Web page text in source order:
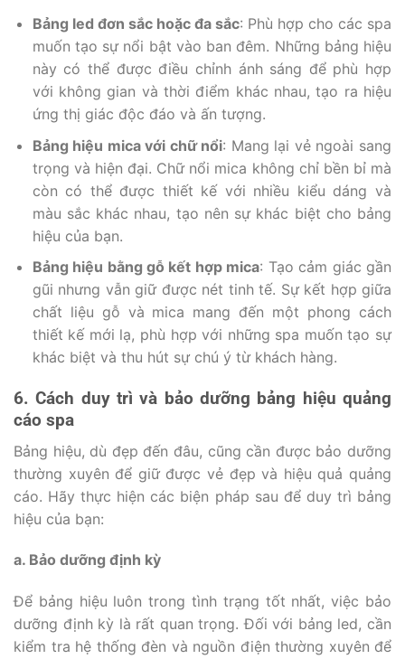
Bảng led đơn sắc hoặc đa sắc: Phù hợp cho các spa
muốn tạo sự nổi bật vào ban đêm. Những bảng hiệu
này có thể được điều chỉnh ánh sáng để phù hợp
với không gian và thời điểm khác nhau, tạo ra hiệu
ứng thị giác độc đáo và ấn tượng.
Bảng hiệu mica với chữ nổi: Mang lại vẻ ngoài sang
trọng và hiện đại. Chữ nổi mica không chỉ bền bỉ mà
còn có thể được thiết kế với nhiều kiểu dáng và
màu sắc khác nhau, tạo nên sự khác biệt cho bảng
hiệu của bạn.
Bảng hiệu bằng gỗ kết hợp mica: Tạo cảm giác gần
gũi nhưng vẫn giữ được nét tinh tế. Sự kết hợp giữa
chất liệu gỗ và mica mang đến một phong cách
thiết kế mới lạ, phù hợp với những spa muốn tạo sự
khác biệt và thu hút sự chú ý từ khách hàng.
6. Cách duy trì và bảo dưỡng bảng hiệu quảng
cáo spa
Bảng hiệu, dù đẹp đến đâu, cũng cần được bảo dưỡng
thường xuyên để giữ được vẻ đẹp và hiệu quả quảng
cáo. Hãy thực hiện các biện pháp sau để duy trì bảng
hiệu của bạn:
a. Bảo dưỡng định kỳ
Để bảng hiệu luôn trong tình trạng tốt nhất, việc bảo
dưỡng định kỳ là rất quan trọng. Đối với bảng led, cần
kiểm tra hệ thống đèn và nguồn điện thường xuyên để